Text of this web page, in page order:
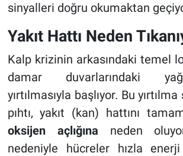
sinyalleri doğru okumaktan
Yakıt Hattı Neden
Kalp krizinin arkasındaki temel
damar duvarlarındaki
yırtılmasıyla başlıyor. Bu
pıhtı, yakıt (kan) hattını
oksijen açlığına neden
nedeniyle hücreler hızla enerji